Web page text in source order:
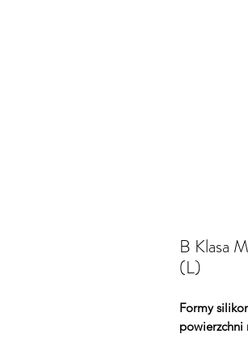
B Klasa
(L)
Formy
powierzchni